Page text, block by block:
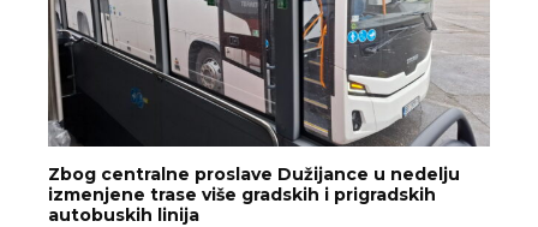
Zbog centralne proslave Dužijance u nedelju
izmenjene trase više gradskih i prigradskih
autobuskih linija